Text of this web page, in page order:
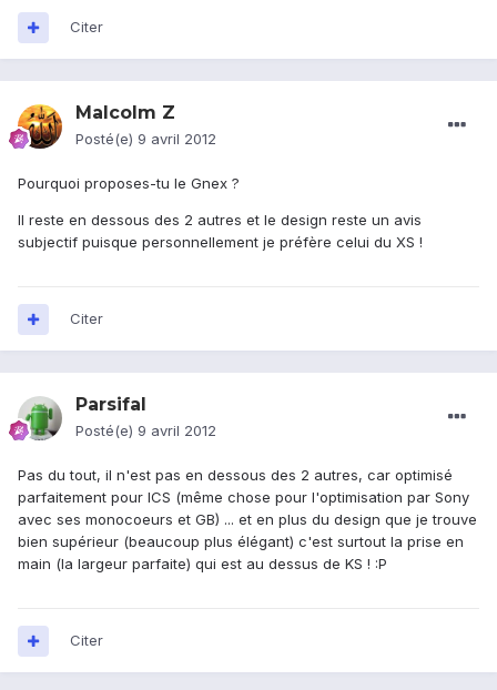
Citer
Malcolm Z
Posté(e) 9 avril 2012
Pourquoi proposes-tu le Gnex ?
Il reste en dessous des 2 autres et le design reste un avis
subjectif puisque personnellement je préfère celui du XS !
Citer
Parsifal
Posté(e) 9 avril 2012
Pas du tout, il n'est pas en dessous des 2 autres, car optimisé
parfaitement pour ICS (même chose pour l'optimisation par Sony
avec ses monocoeurs et GB) ... et en plus du design que je trouve
bien supérieur (beaucoup plus élégant) c'est surtout la prise en
main (la largeur parfaite) qui est au dessus de KS ! :P
Citer